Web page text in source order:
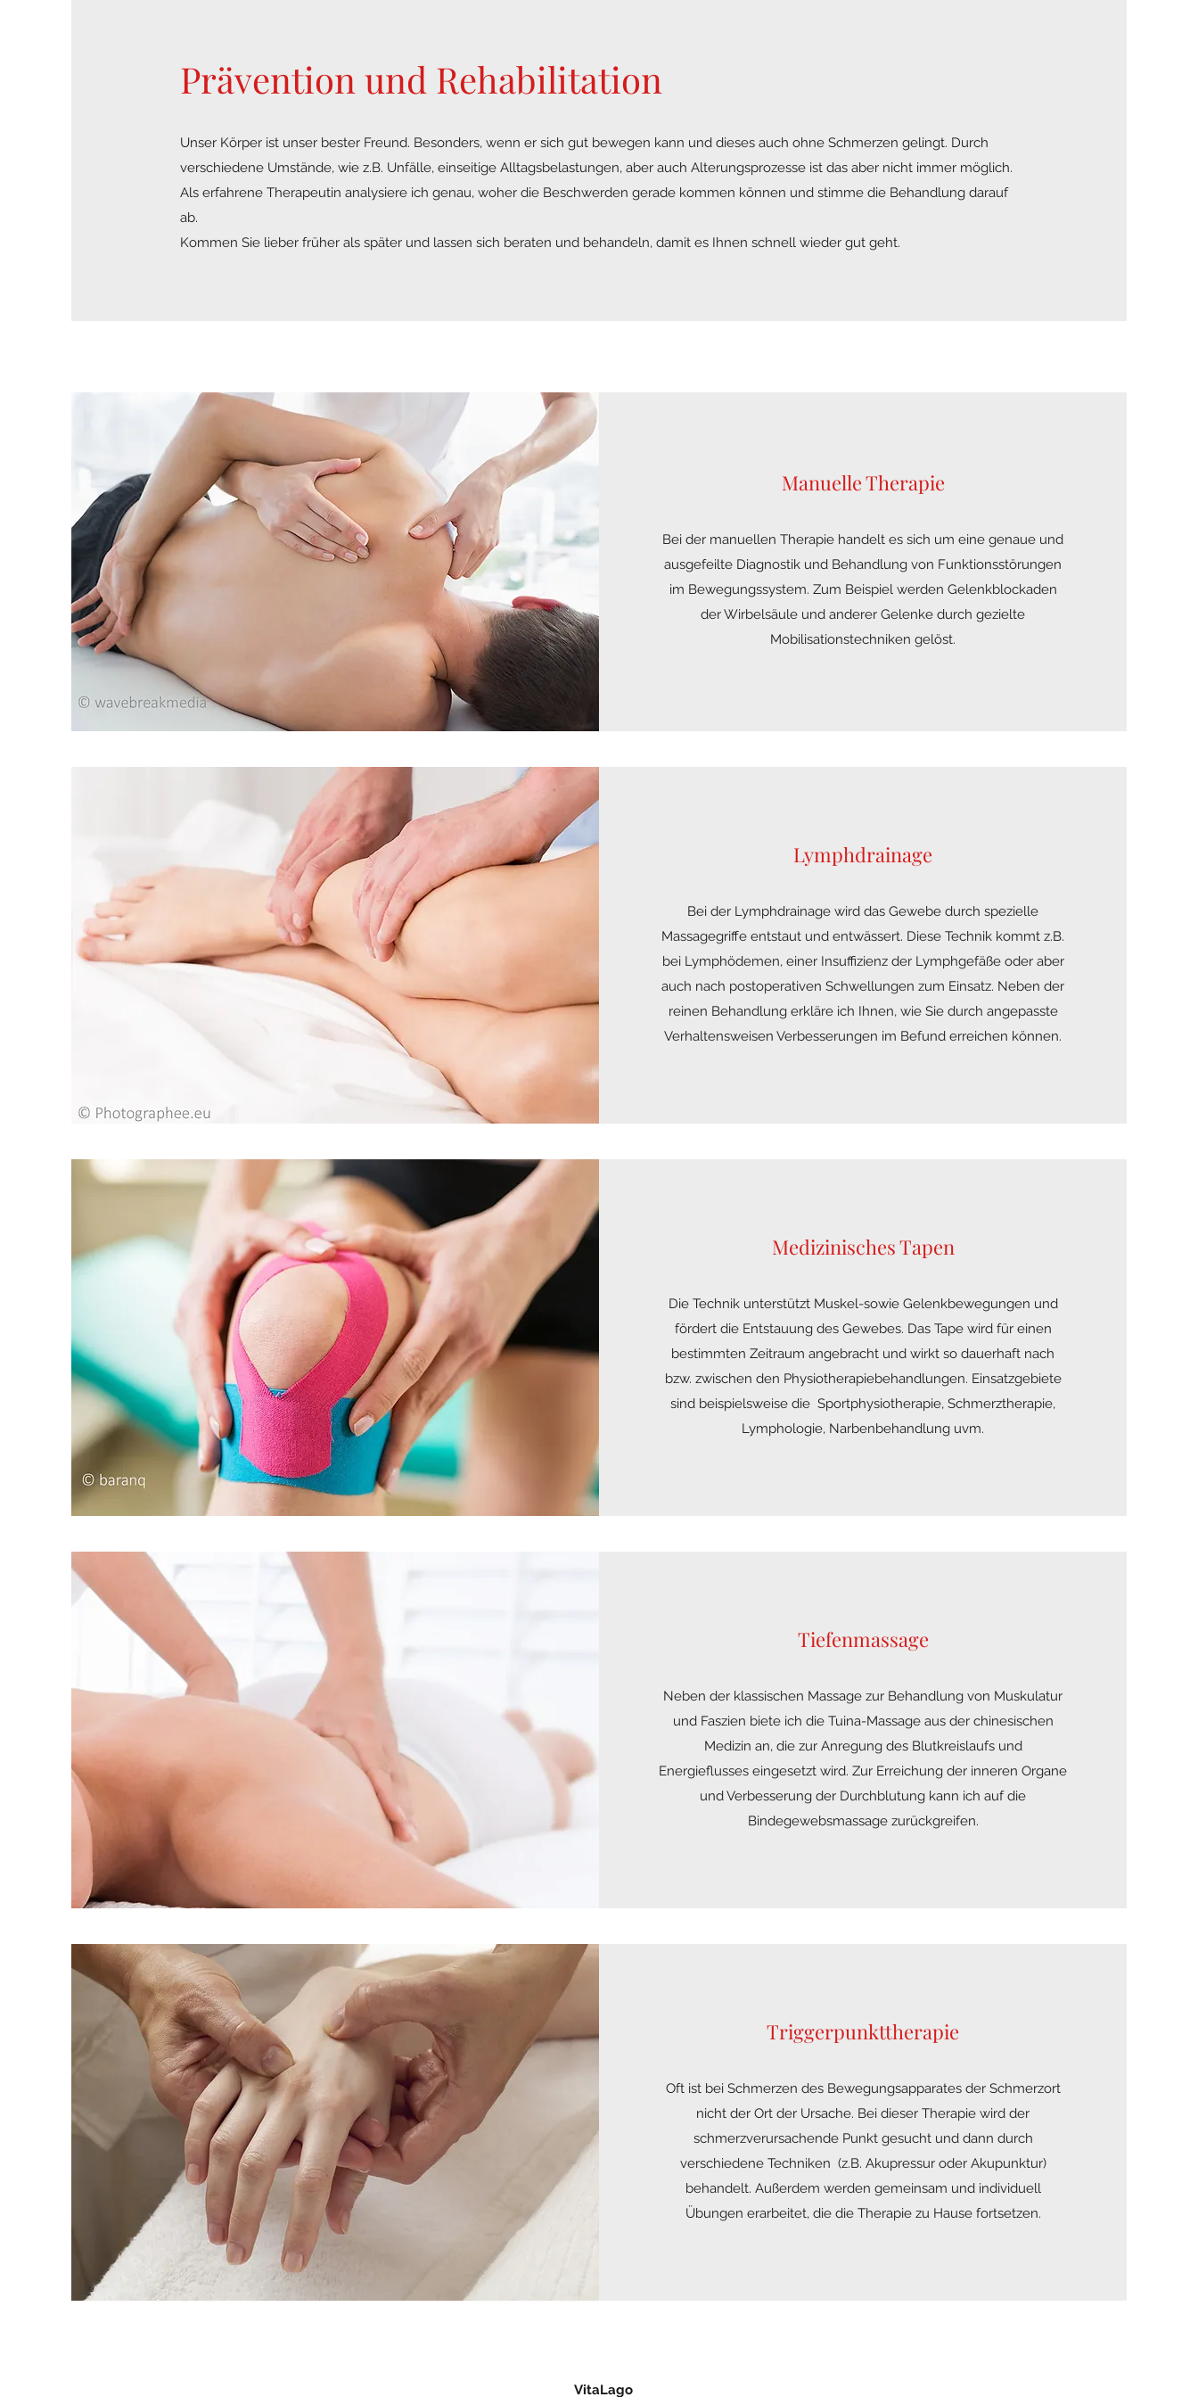
Prävention und Rehabilitation
Unser Körper ist unser bester Freund. Besonders, wenn er sich gut bewegen kann und dieses auch ohne Schmerzen gelingt. Durch
verschiedene Umstände, wie z.B. Unfälle, einseitige Alltagsbelastungen, aber auch Alterungsprozesse ist das aber nicht immer möglich.
Als erfahrene Therapeutin analysiere ich genau, woher die Beschwerden gerade kommen können und stimme die Behandlung darauf
ab.
Kommen Sie lieber früher als später und lassen sich beraten und behandeln, damit es Ihnen schnell wieder gut geht.
Manuelle Therapie
Bei der manuellen Therapie handelt es sich um eine genaue und
ausgefeilte Diagnostik und Behandlung von Funktionsstörungen
im Bewegungssystem. Zum Beispiel werden Gelenkblockaden
der Wirbelsäule und anderer Gelenke durch gezielte
Mobilisationstechniken gelöst.
Lymphdrainage
Bei der Lymphdrainage wird das Gewebe durch spezielle
Massagegriffe entstaut und entwässert. Diese Technik kommt z.B.
bei Lymphödemen, einer Insuffizienz der Lymphgefäße oder aber
auch nach postoperativen Schwellungen zum Einsatz. Neben der
reinen Behandlung erkläre ich Ihnen, wie Sie durch angepasste
Verhaltensweisen Verbesserungen im Befund erreichen können.
Medizinisches Tapen
Die Technik unterstützt Muskel-sowie Gelenkbewegungen und
fördert die Entstauung des Gewebes. Das Tape wird für einen
bestimmten Zeitraum angebracht und wirkt so dauerhaft nach
bzw. zwischen den Physiotherapiebehandlungen. Einsatzgebiete
sind beispielsweise die Sportphysiotherapie, Schmerztherapie,
Lymphologie, Narbenbehandlung uvm.
Tiefenmassage
Neben der klassischen Massage zur Behandlung von Muskulatur
und Faszien biete ich die Tuina-Massage aus der chinesischen
Medizin an, die zur Anregung des Blutkreislaufs und
Energieflusses eingesetzt wird. Zur Erreichung der inneren Organe
und Verbesserung der Durchblutung kann ich auf die
Bindegewebsmassage zurückgreifen.
Triggerpunkttherapie
Oft ist bei Schmerzen des Bewegungsapparates der Schmerzort
nicht der Ort der Ursache. Bei dieser Therapie wird der
schmerzverursachende Punkt gesucht und dann durch
verschiedene Techniken (z.B. Akupressur oder Akupunktur)
behandelt. Außerdem werden gemeinsam und individuell
Übungen erarbeitet, die die Therapie zu Hause fortsetzen.
VitaLago